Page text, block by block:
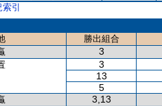
引
勝出組合
3
3
13
5
3,13